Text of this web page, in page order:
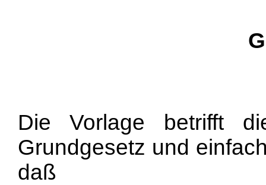
Die Vorlage betrifft
Grundgesetz und
daß